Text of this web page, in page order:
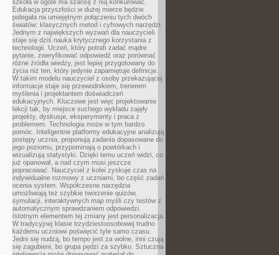
szkoła w ogóle ma szansę z nią konkurować.
Edukacja przyszłości w dużej mierze będzie
polegała na umiejętnym połączeniu tych dwóch
światów: klasycznych metod i cyfrowych narzędzi.
Jednym z największych wyzwań dla nauczycieli
staje się dziś nauka krytycznego korzystania z
technologii. Uczeń, który potrafi zadać mądre
pytanie, zweryfikować odpowiedź oraz porównać
różne źródła wiedzy, jest lepiej przygotowany do
życia niż ten, który jedynie zapamiętuje definicje.
W takim modelu nauczyciel z osoby przekazującej
informacje staje się przewodnikiem, trenerem
myślenia i projektantem doświadczeń
edukacyjnych. Kluczowe jest więc projektowanie
lekcji tak, by miejsce suchego wykładu zajęły
projekty, dyskusje, eksperymenty i praca z
problemem. Technologia może w tym bardzo
pomóc. Inteligentne platformy edukacyjne analizują
postępy ucznia, proponują zadania dopasowane do
jego poziomu, przypominają o powtórkach i
wizualizują statystyki. Dzięki temu uczeń widzi, co
już opanował, a nad czym musi jeszcze
popracować. Nauczyciel z kolei zyskuje czas na
indywidualne rozmowy z uczniami, bo część zadań
ocenia system. Współczesne narzędzia
umożliwiają też szybkie tworzenie quizów,
symulacji, interaktywnych map myśli czy testów z
automatycznym sprawdzaniem odpowiedzi.
Istotnym elementem tej zmiany jest personalizacja.
W tradycyjnej klasie trzydziestoosobowej trudno
każdemu uczniowi poświęcić tyle samo czasu.
Jedni się nudzą, bo tempo jest za wolne, inni czują
się zagubieni, bo grupa pędzi za szybko. Sztuczna